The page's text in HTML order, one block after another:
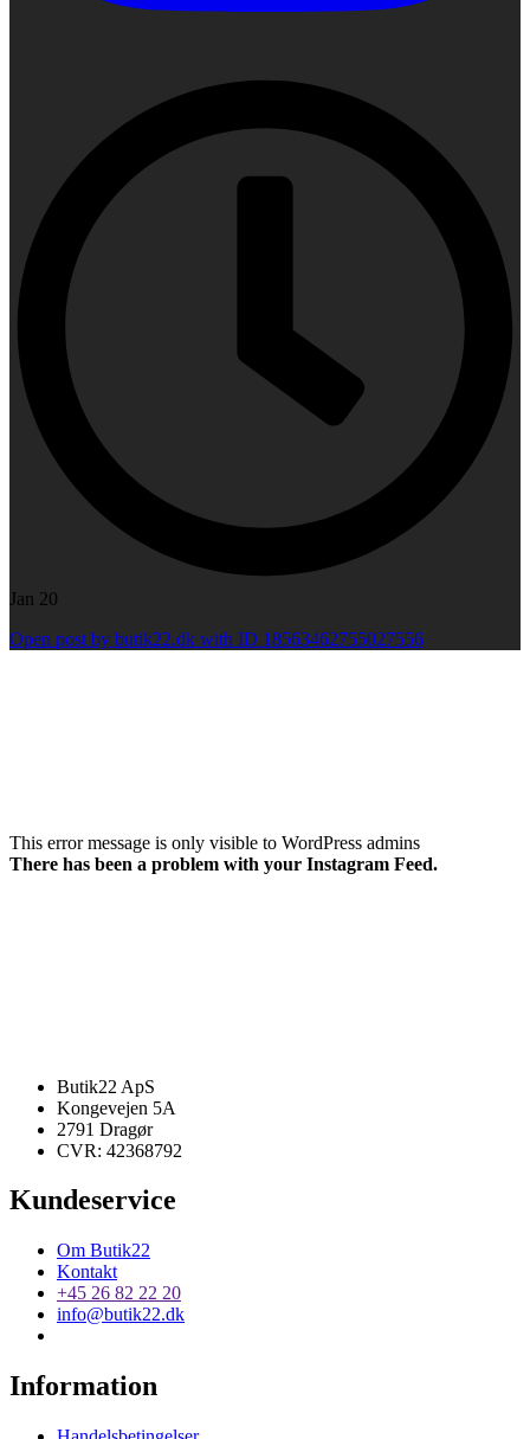
Jan 20
Open post by butik22.dk with ID 18563462755027556
This error message is only visible to WordPress admins
There has been a problem with your Instagram Feed.
Butik22 ApS
Kongevejen 5A
2791 Dragør
CVR: 42368792
Kundeservice
Om Butik22
Kontakt
+45 26 82 22 20
info@butik22.dk
Information